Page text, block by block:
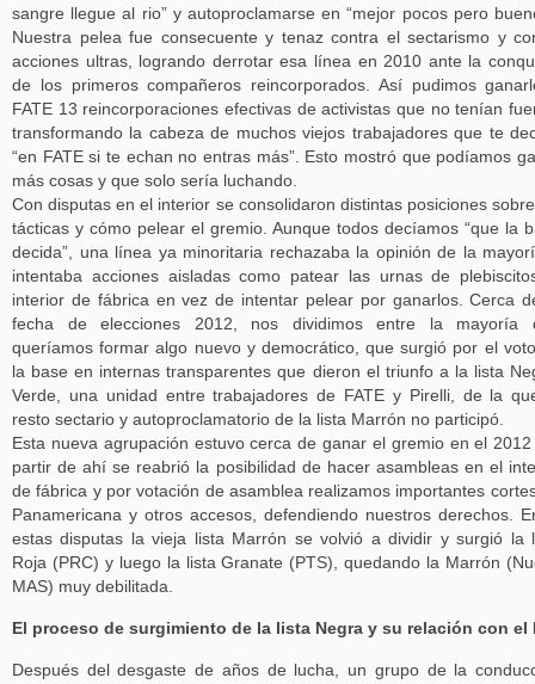
sangre llegue al rio” y autoproclamarse en “mejor pocos pero
Nuestra pelea fue consecuente y tenaz contra el sectarismo y
acciones ultras, logrando derrotar esa línea en 2010 ante la
de los primeros compañeros reincorporados. Así pudimos
FATE 13 reincorporaciones efectivas de activistas que no tenían
transformando la cabeza de muchos viejos trabajadores que te
“en FATE si te echan no entras más”. Esto mostró que podíamos
más cosas y que solo sería luchando.
Con disputas en el interior se consolidaron distintas posiciones
tácticas y cómo pelear el gremio. Aunque todos decíamos “que la
decida”, una línea ya minoritaria rechazaba la opinión de la
intentaba acciones aisladas como patear las urnas de
interior de fábrica en vez de intentar pelear por ganarlos. Cerca
fecha de elecciones 2012, nos dividimos entre la mayoría
queríamos formar algo nuevo y democrático, que surgió por el
la base en internas transparentes que dieron el triunfo a la lista
Verde, una unidad entre trabajadores de FATE y Pirelli, de la
resto sectario y autoproclamatorio de la lista Marrón no participó.
Esta nueva agrupación estuvo cerca de ganar el gremio en el
partir de ahí se reabrió la posibilidad de hacer asambleas en el
de fábrica y por votación de asamblea realizamos importantes
Panamericana y otros accesos, defendiendo nuestros derechos.
estas disputas la vieja lista Marrón se volvió a dividir y surgió la
Roja (PRC) y luego la lista Granate (PTS), quedando la Marrón
MAS) muy debilitada.
El proceso de surgimiento de la lista Negra y su relación con el
Después del desgaste de años de lucha, un grupo de la